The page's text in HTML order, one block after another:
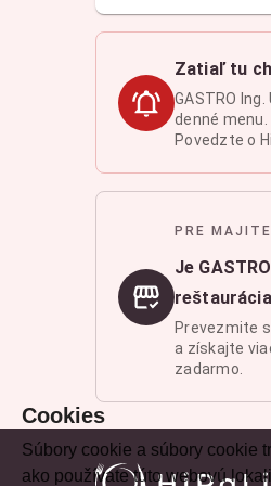
Zatiaľ tu
GASTRO
denné
Povedzte o
PRE
Je
Prevezmite
a získajte
zadarmo.
Cookies
Súbory cookie a súbory cookie
ako používate túto webovú